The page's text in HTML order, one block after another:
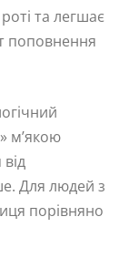
та легшає
поповнення
м’якою
Для людей з
порівняно